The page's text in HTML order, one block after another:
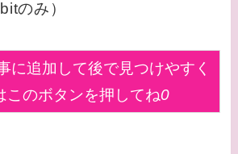
のみ）
に追加して後で見つけやすく
このボタンを押してね0